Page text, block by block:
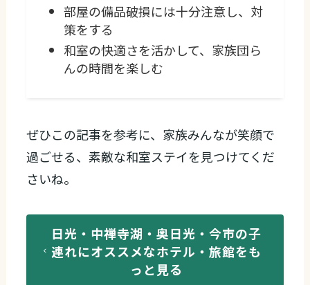
部屋の備品破損には十分注意し、対
策をする
和室の快適さを活かして、家族団ら
んの時間を楽しむ
ぜひこの記事を参考に、家族みんなが笑顔で
過ごせる、素敵な和室ステイを見つけてくだ
さいね。
日光・中禅寺湖・奥日光・今市の子
連れにオススメなホテル・旅館をも
っと見る